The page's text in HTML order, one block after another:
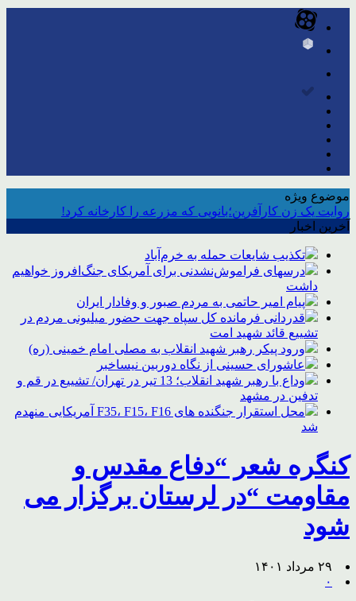
موضوع ویژه
روایت یک زن کارآفرین؛بانویی که مزرعه را کارخانه کرد!
آخرین اخبار
تکذیب شایعات حمله به خرم‌آباد
درسهای فراموش‌نشدنی برای آمریکای جنگ‌افروز خواهیم
داشت
پیام امیر حاتمی به مردم صبور و وفادار ایران
قدردانی فرمانده کل سپاه جهت حضور میلیونی مردم در
تشییع قائد شهید امت
ورود پیکر رهبر شهید انقلاب به مصلی امام خمینی (ره)
عاشورای حسینی از نگاه دوربین نیساخبر
وداع با رهبر شهید انقلاب؛ 13 تیر در تهران/ تشییع در قم و
تدفین در مشهد
محل استقرار جنگنده های F35، F15، F16 آمریکایی منهدم
شد
کنگره شعر “دفاع مقدس و
مقاومت “در لرستان برگزار می
شود
۲۹ مرداد ۱۴۰۱
۰